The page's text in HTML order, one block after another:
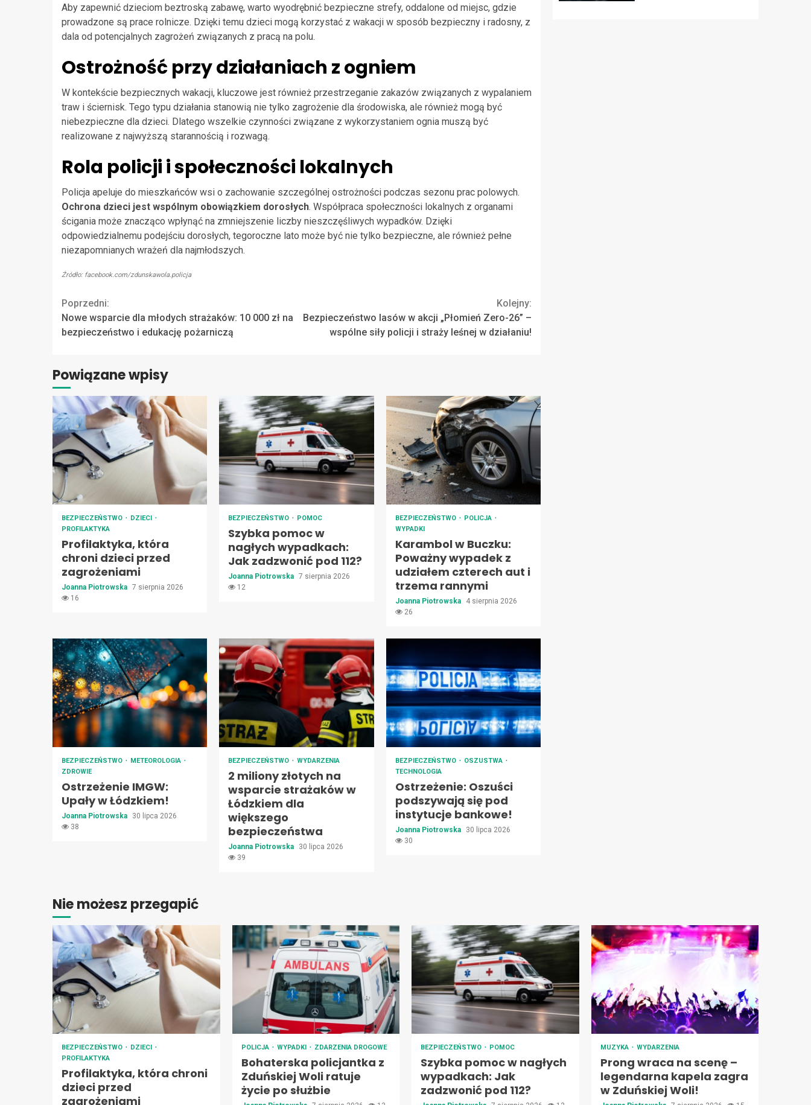
Aby zapewnić dzieciom beztroską zabawę, warto wyodrębnić bezpieczne strefy, oddalone od miejsc, gdzie
prowadzone są prace rolnicze. Dzięki temu dzieci mogą korzystać z wakacji w sposób bezpieczny i radosny, z
dala od potencjalnych zagrożeń związanych z pracą na polu.
Ostrożność przy działaniach z ogniem
W kontekście bezpiecznych wakacji, kluczowe jest również przestrzeganie zakazów związanych z wypalaniem
traw i ściernisk. Tego typu działania stanowią nie tylko zagrożenie dla środowiska, ale również mogą być
niebezpieczne dla dzieci. Dlatego wszelkie czynności związane z wykorzystaniem ognia muszą być
realizowane z najwyższą starannością i rozwagą.
Rola policji i społeczności lokalnych
Policja apeluje do mieszkańców wsi o zachowanie szczególnej ostrożności podczas sezonu prac polowych.
Ochrona dzieci jest wspólnym obowiązkiem dorosłych. Współpraca społeczności lokalnych z organami
ścigania może znacząco wpłynąć na zmniejszenie liczby nieszczęśliwych wypadków. Dzięki
odpowiedzialnemu podejściu dorosłych, tegoroczne lato może być nie tylko bezpieczne, ale również pełne
niezapomnianych wrażeń dla najmłodszych.
Źródło: facebook.com/zdunskawola.policja
Continue
Reading
Poprzedni:
Nowe wsparcie dla młodych strażaków: 10 000 zł na
bezpieczeństwo i edukację pożarniczą
Kolejny:
Bezpieczeństwo lasów w akcji „Płomień Zero-26” –
wspólne siły policji i straży leśnej w działaniu!
Powiązane wpisy
BEZPIECZEŃSTWO
DZIECI
PROFILAKTYKA
Profilaktyka, która
chroni dzieci przed
zagrożeniami
Joanna Piotrowska 7 sierpnia 2026
16
BEZPIECZEŃSTWO POMOC
Szybka pomoc w
nagłych wypadkach:
Jak zadzwonić pod 112?
Joanna Piotrowska 7 sierpnia 2026
12
BEZPIECZEŃSTWO
POLICJA
WYPADKI
Karambol w Buczku:
Poważny wypadek z
udziałem czterech aut i
trzema rannymi
Joanna Piotrowska
4 sierpnia 2026
26
BEZPIECZEŃSTWO
METEOROLOGIA
ZDROWIE
Ostrzeżenie IMGW:
Upały w Łódzkiem!
Joanna Piotrowska
30 lipca 2026
38
BEZPIECZEŃSTWO WYDARZENIA
2 miliony złotych na
wsparcie strażaków w
Łódzkiem dla
większego
bezpieczeństwa
Joanna Piotrowska
30 lipca 2026
39
BEZPIECZEŃSTWO
OSZUSTWA
TECHNOLOGIA
Ostrzeżenie: Oszuści
podszywają się pod
instytucje bankowe!
Joanna Piotrowska
30 lipca 2026
30
Nie możesz przegapić
BEZPIECZEŃSTWO
DZIECI
PROFILAKTYKA
Profilaktyka, która chroni
dzieci przed
zagrożeniami
POLICJA WYPADKI ZDARZENIA DROGOWE
Bohaterska policjantka z
Zduńskiej Woli ratuje
życie po służbie
BEZPIECZEŃSTWO POMOC
Szybka pomoc w nagłych
wypadkach: Jak
zadzwonić pod 112?
MUZYKA WYDARZENIA
Prong wraca na scenę –
legendarna kapela zagra
w Zduńskiej Woli!